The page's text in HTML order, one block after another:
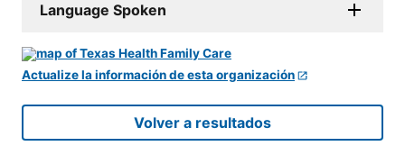
Language Spoken
Actualize la información de esta organización
Volver a resultados